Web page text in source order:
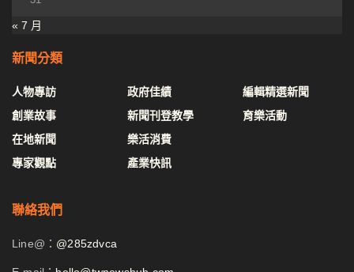
« 7 月
新聞分類
人物專訪
創業故事
在地新聞
專家觀點
政府佳績
新聞刊登教學
樂活消費
產業快訊
編輯精選新聞
育樂活動
聯絡我們
Line@： @285zdvca